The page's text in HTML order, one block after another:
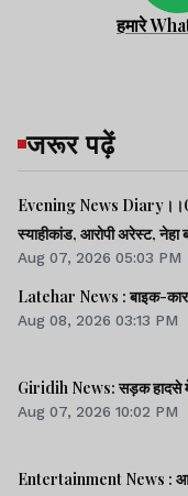
हमारे
जरूर पढ़ें
Evening News
स्याहीकांड, आरोपी अरेस्ट, नेहा
काम।।आंदोलनरत छात्रों की
CM।।छात्रों से मिले SDO,
केस बंद।।समेत कई खबरें व
Aug 07, 2026 05:03 PM
Latehar News : बाइक-कार
Aug 08, 2026 03:13 PM
Giridih News: सड़क हादसे में
Aug 07, 2026 10:02 PM
Entertainment News : आकांक्षा